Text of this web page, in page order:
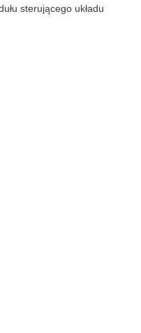
sterującego układu